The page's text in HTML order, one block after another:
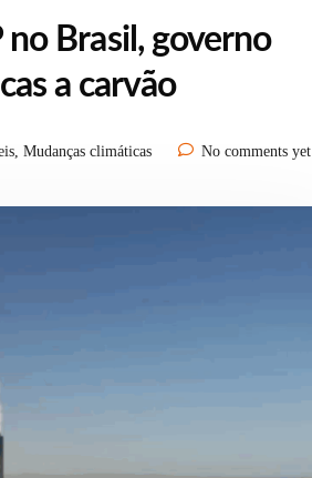
Brasil, governo
a carvão
, Mudanças climáticas No comments yet